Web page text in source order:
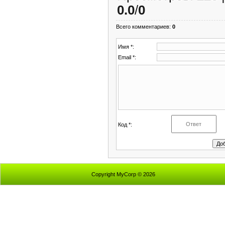
0.0/0
Всего комментариев: 0
Имя *:
Email *:
Код *:
Copyright MyCorp © 2026